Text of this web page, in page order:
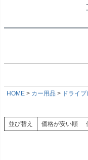
HOME カー用品 ドライ
並び替え 価格が安い順